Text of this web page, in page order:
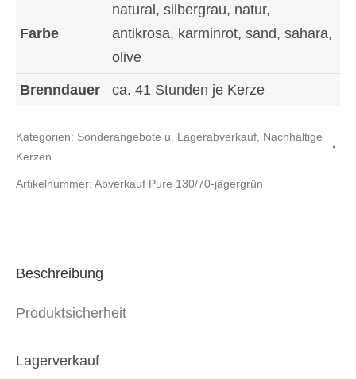
Farbe
natural, silbergrau, natur,
antikrosa, karminrot, sand, sahara,
olive
Brenndauer ca. 41 Stunden je Kerze
Kategorien: Sonderangebote u. Lagerabverkauf Nachhaltige
Kerzen
Artikelnummer: Abverkauf Pure 130/70-jägergrün
Beschreibung
Produktsicherheit
Lagerverkauf